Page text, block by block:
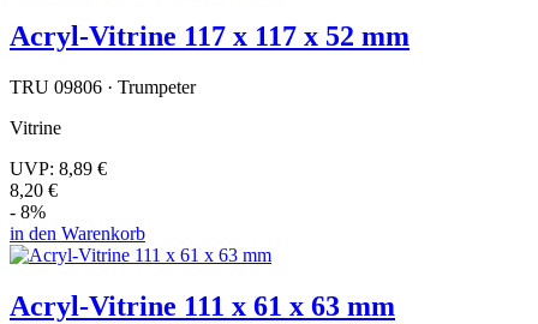
Acryl-Vitrine 117 x 117 x 52 mm
TRU 09806 · Trumpeter
Vitrine
UVP: 8,89 €
8,20 €
- 8%
in den Warenkorb
Acryl-Vitrine 111 x 61 x 63 mm